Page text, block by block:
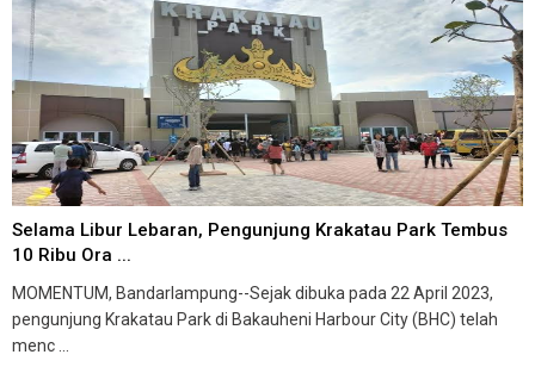
Selama Libur Lebaran, Pengunjung Krakatau Park Tembus
10 Ribu Ora ...
MOMENTUM, Bandarlampung--Sejak dibuka pada 22 April 2023,
pengunjung Krakatau Park di Bakauheni Harbour City (BHC) telah
menc ...